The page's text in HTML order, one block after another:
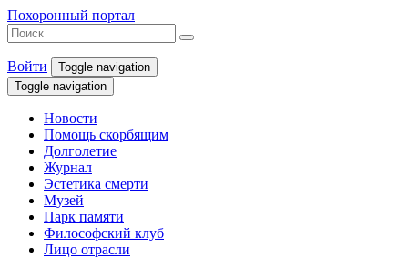
Похоронный портал
Войти
Toggle navigation
Toggle navigation
Новости
Помощь скорбящим
Долголетие
Журнал
Эстетика смерти
Музей
Парк памяти
Философский клуб
Лицо отрасли